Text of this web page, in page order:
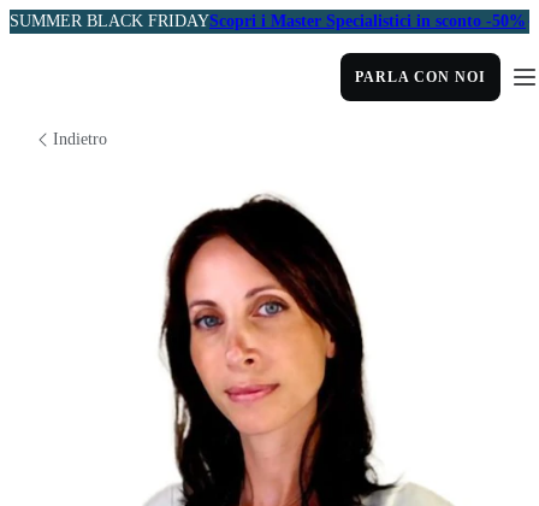
SUMMER BLACK FRIDAYScopri i Master Specialistici in sconto -50%
PARLA CON NOI
Indietro